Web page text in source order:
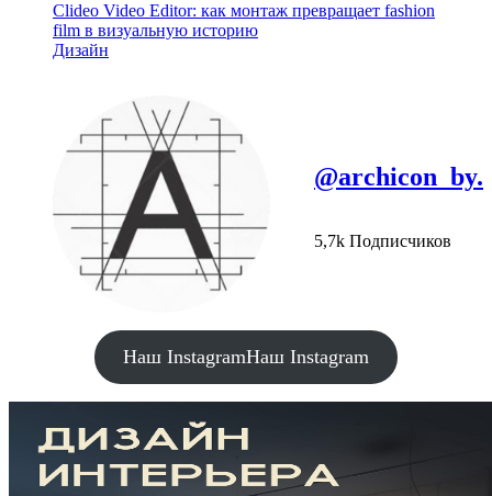
Clideo Video Editor: как монтаж превращает fashion
film в визуальную историю
Дизайн
@archicon_by.
5,7k Подписчиков
Наш InstagramНаш Instagram